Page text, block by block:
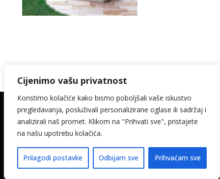
Cijenimo vašu privatnost
Koristimo kolačiće kako bismo poboljšali vaše iskustvo
pregledavanja, posluživali personalizirane oglase ili sadržaj i
analizirali naš promet. Klikom na "Prihvati sve", pristajete
na našu upotrebu kolačića.
Prilagodi postavke Odbijam sve Prihvaćam sve
© 2026. Kamin Keramika Šimičak design:
media-met
Pravila privatnosti Izjava o pristupačnosti